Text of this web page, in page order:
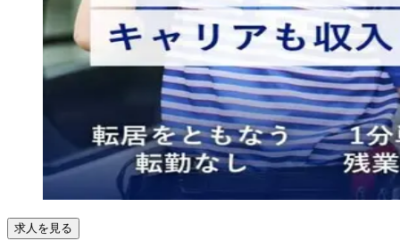
求人を見る